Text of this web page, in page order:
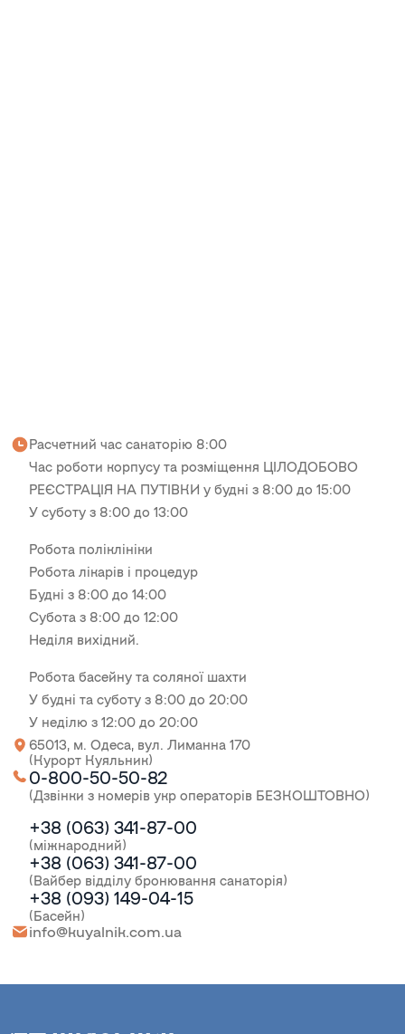
Расчетний час санаторію 8:00
Час роботи корпусу та розміщення ЦІЛОДОБОВО
РЕЄСТРАЦІЯ НА ПУТІВКИ у будні з 8:00 до 15:00
У суботу з 8:00 до 13:00
Робота поліклініки
Робота лікарів і процедур
Будні з 8:00 до 14:00
Субота з 8:00 до 12:00
Неділя вихідний.
Робота басейну та соляної шахти
У будні та суботу з 8:00 до 20:00
У неділю з 12:00 до 20:00
65013, м. Одеса, вул. Лиманна 170
(Курорт Куяльник)
0-800-50-50-82
(Дзвінки з номерів укр операторів БЕЗКОШТОВНО)
+38 (063) 341-87-00
(міжнародний)
+38 (063) 341-87-00
(Вайбер відділу бронювання санаторія)
+38 (093) 149-04-15
(Басейн)
info@kuyalnik.com.ua